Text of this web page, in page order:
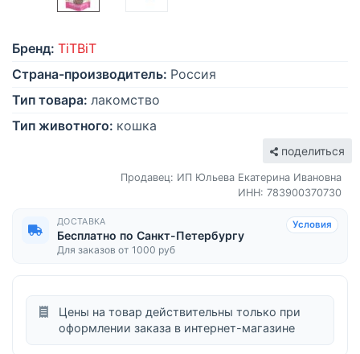
Бренд: TiTBiT
Страна-производитель: Россия
Тип товара: лакомство
Тип животного: кошка
поделиться
Продавец: ИП Юльева Екатерина Ивановна
ИНН: 783900370730
ДОСТАВКА
Бесплатно по Санкт-Петербургу
Для заказов от 1000 руб
Условия
Цены на товар действительны только при
оформлении заказа в интернет-магазине